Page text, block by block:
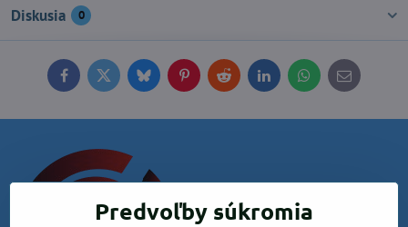
Diskusia 0
FacebookTwitterBlueskyPinterestReddit LinkedInWhatsApp
E-
mail
Predvoľby súkromia